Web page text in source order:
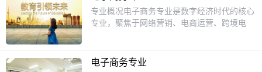
城市轨道交通安检实务、城市轨道交通行车组
织、城市轨道交通站务员、城市轨道交通综合
主干课程:化妆基础、舞台妆造、美甲彩绘、
营知识与数字实操技能培养，侧重提升学生的
岗位适配能力，能够满足电商行业不同层级岗
位的基础人才需求，多年来始终是中职院校深
一体的课程体系，公共基础课侧重完成文化素
专业概况电子商务专业是数字经济时代的核心
专业，聚焦于网络营销、电商运营、跨境电
培养目标本专业培养掌握电商运营、网络营
销、数据分析及客户服务管理的高素质技术技
电子商务专业